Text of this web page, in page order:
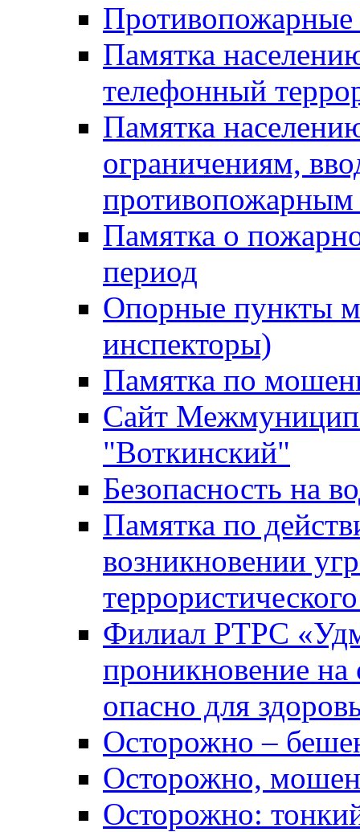
Противопожарные
Памятка
телефонный
Памятка
ограничениям,
Памятка о
период
Опорные пункты
инспекторы)
Памятка по
Сайт
"Воткинский"
Безопасность на
Памятка по
возникновении
Филиал РТРС
проникновение на
опасно для
Осторожно –
Осторожно,
Осторожно: